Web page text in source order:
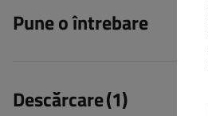
Pune o întrebare
Descărcare(1)